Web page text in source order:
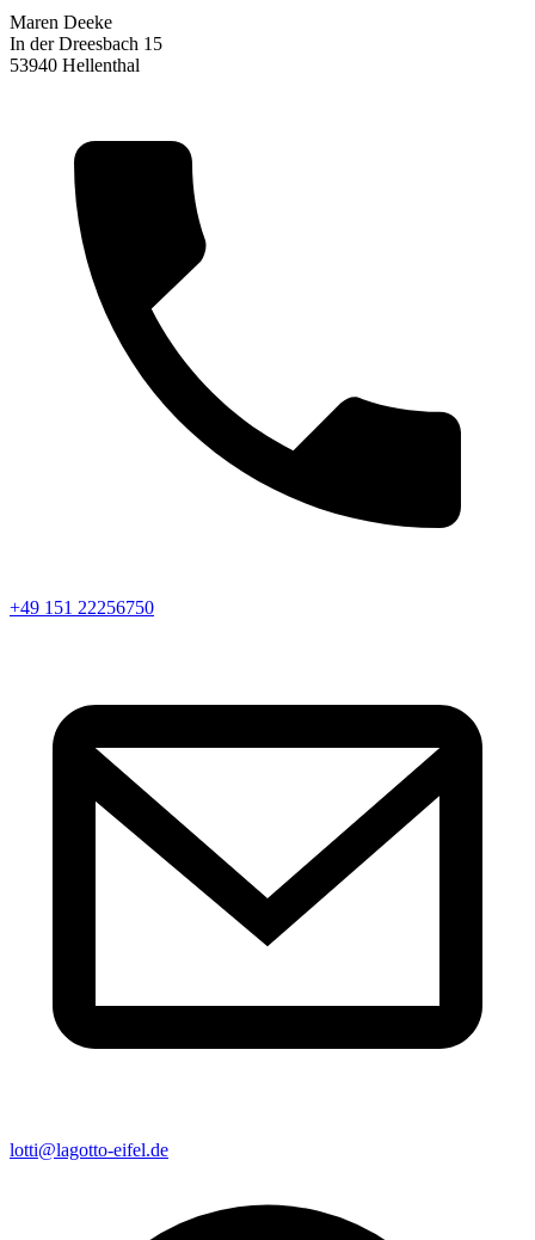
Maren Deeke
In der Dreesbach 15
53940 Hellenthal
+49 151 22256750
lotti@lagotto-eifel.de